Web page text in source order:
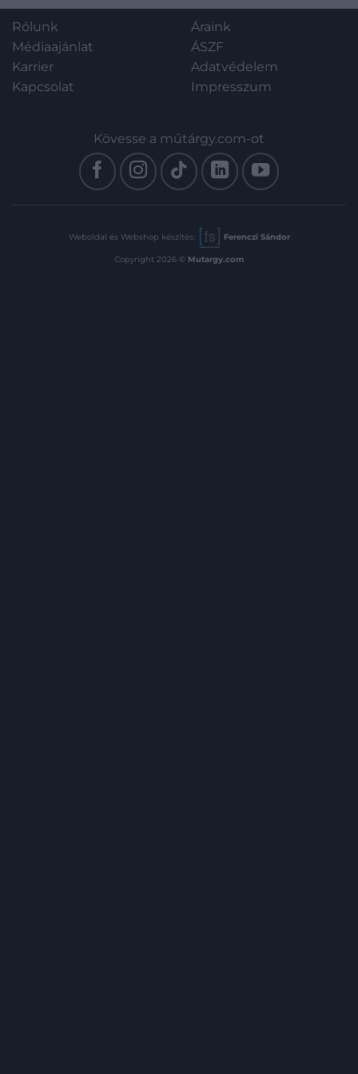
Rólunk
Médiaajánlat
Karrier
Kapcsolat
Áraink
ÁSZF
Adatvédelem
Impresszum
Kövesse a műtárgy.com-ot
Weboldal és Webshop készítés: Ferenczi Sándor
Copyright 2026 © Mutargy.com